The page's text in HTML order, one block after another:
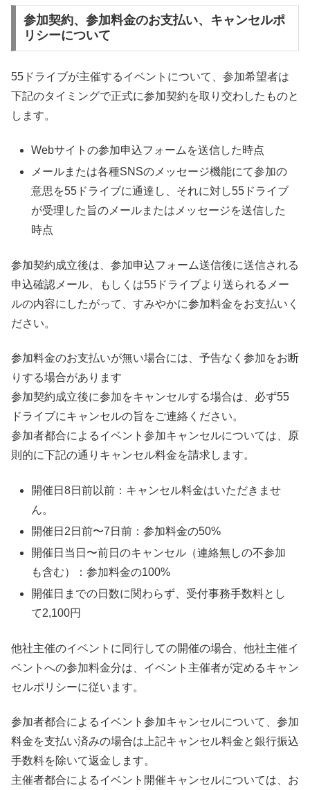
参加契約、参加料金のお支払い、キャンセルポ
リシーについて
55ドライブが主催するイベントについて、参加希望者は
下記のタイミングで正式に参加契約を取り交わしたものと
します。
Webサイトの参加申込フォームを送信した時点
メールまたは各種SNSのメッセージ機能にて参加の
意思を55ドライブに通達し、それに対し55ドライブ
が受理した旨のメールまたはメッセージを送信した
時点
参加契約成立後は、参加申込フォーム送信後に送信される
申込確認メール、もしくは55ドライブより送られるメー
ルの内容にしたがって、すみやかに参加料金をお支払いく
ださい。
参加料金のお支払いが無い場合には、予告なく参加をお断
りする場合があります
参加契約成立後に参加をキャンセルする場合は、必ず55
ドライブにキャンセルの旨をご連絡ください。
参加者都合によるイベント参加キャンセルについては、原
則的に下記の通りキャンセル料金を請求します。
開催日8日前以前：キャンセル料金はいただきませ
ん。
開催日2日前〜7日前：参加料金の50%
開催日当日〜前日のキャンセル（連絡無しの不参加
も含む）：参加料金の100%
開催日までの日数に関わらず、受付事務手数料とし
て2,100円
他社主催のイベントに同行しての開催の場合、他社主催イ
ベントへの参加料金分は、イベント主催者が定めるキャン
セルポリシーに従います。
参加者都合によるイベント参加キャンセルについて、参加
料金を支払い済みの場合は上記キャンセル料金と銀行振込
手数料を除いて返金します。
主催者都合によるイベント開催キャンセルについては、お